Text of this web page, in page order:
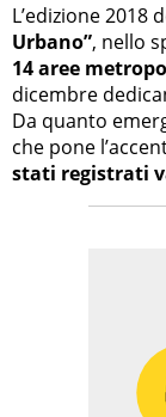
L’edizione 2018
Urbano”, nello
14 aree
dicembre
Da quanto
che pone
stati registrati